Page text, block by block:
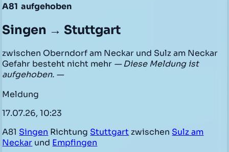
A81 aufgehoben
Singen → Stuttgart
zwischen Oberndorf am Neckar und Sulz am Neckar
Gefahr besteht nicht mehr — Diese Meldung ist
aufgehoben. —
Meldung
17.07.26, 10:23
A81 Singen Richtung Stuttgart zwischen Sulz am
Neckar und Empfingen